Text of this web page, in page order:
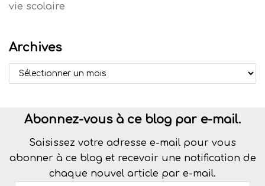
vie scolaire
Archives
Abonnez-vous à ce blog par e-mail.
Saisissez votre adresse e-mail pour vous
abonner à ce blog et recevoir une notification de
chaque nouvel article par e-mail.